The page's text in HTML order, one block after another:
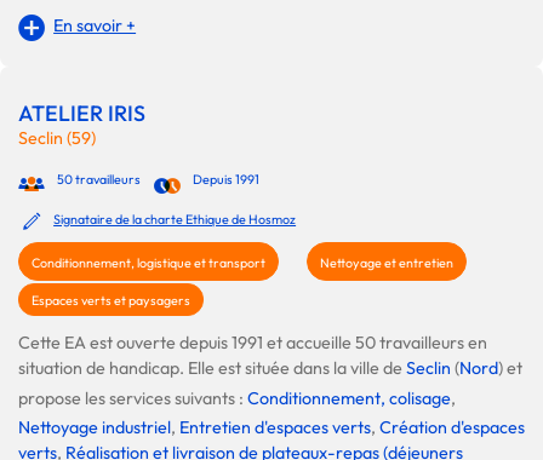
En savoir +
ATELIER IRIS
Seclin (59)
50 travailleurs Depuis 1991
Signataire de la charte Ethique de Hosmoz
Conditionnement, logistique et transport Nettoyage et entretien
Espaces verts et paysagers
Cette EA est ouverte depuis 1991 et accueille 50 travailleurs en
situation de handicap. Elle est située dans la ville deSeclin (Nord) et
propose les services suivants : Conditionnement, colisage,
Nettoyage industriel, Entretien d'espaces verts, Création d'espaces
verts, Réalisation et livraison de plateaux-repas (déjeuners